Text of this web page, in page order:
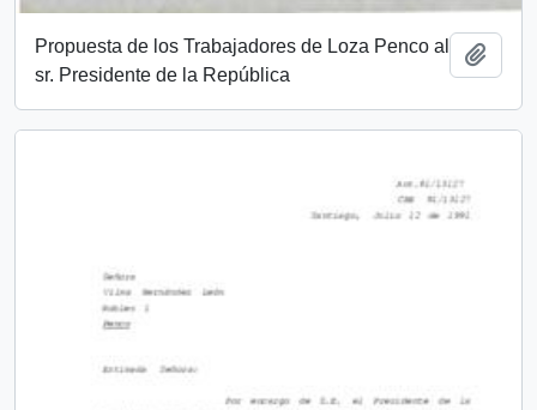
Propuesta de los Trabajadores de Loza Penco al
sr. Presidente de la República